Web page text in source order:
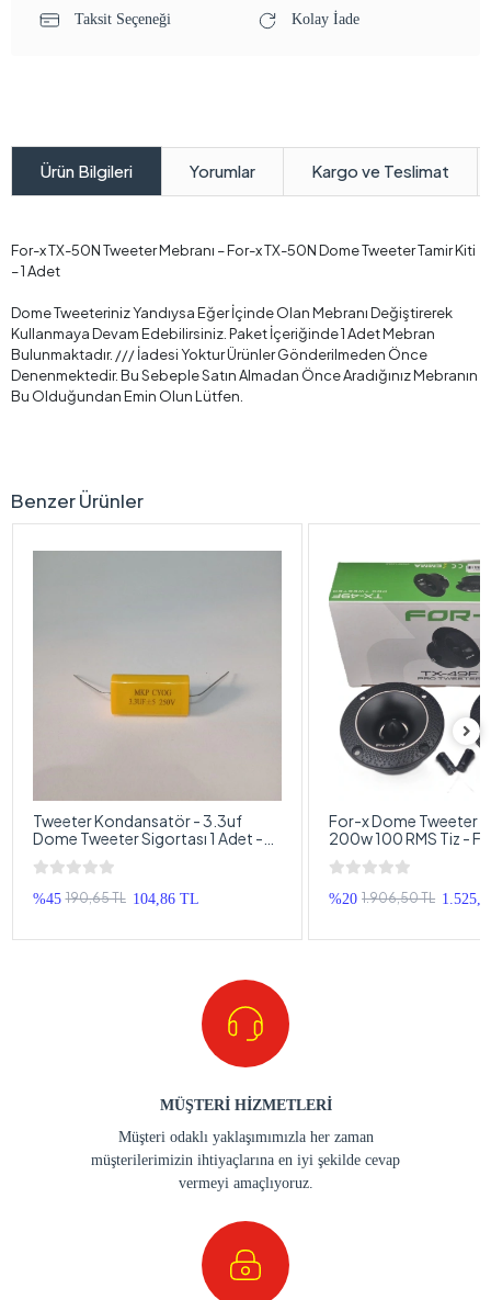
Taksit Seçeneği Kolay İade
Ürün Bilgileri Yorumlar Kargo ve Teslimat
For-x TX-50N Tweeter Mebranı – For-x TX-50N Dome Tweeter Tamir Kiti
– 1 Adet
Dome Tweeteriniz Yandıysa Eğer İçinde Olan Mebranı Değiştirerek
Kullanmaya Devam Edebilirsiniz. Paket İçeriğinde 1 Adet Mebran
Bulunmaktadır. /// İadesi Yoktur Ürünler Gönderilmeden Önce
Denenmektedir. Bu Sebeple Satın Almadan Önce Aradığınız Mebranın
Bu Olduğundan Emin Olun Lütfen.
Benzer Ürünler
Tweeter Kondansatör - 3.3uf
Dome Tweeter Sigortası 1 Adet -
Bütün Markalarla Uyumlu
%45 190,65 TL 104,86 TL
For-x Dome Tweeter
200w 100 RMS Tiz -
10cm Dome Tweeter
%20 1.906,50 TL
MÜŞTERİ HİZMETLERİ
Müşteri odaklı yaklaşımımızla her zaman
müşterilerimizin ihtiyaçlarına en iyi şekilde cevap
vermeyi amaçlıyoruz.